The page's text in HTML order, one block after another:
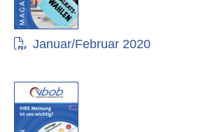
Januar/Februar 2020